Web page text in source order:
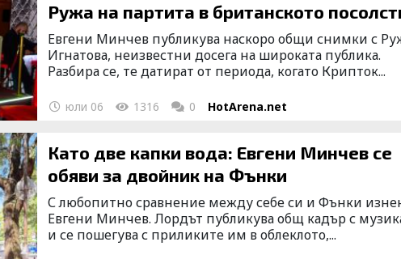
Ружа на партита в британското
Евгени Минчев публикува наскоро общи снимки с
Игнатова, неизвестни досега на широката публика.
Разбира се, те датират от периода, когато Крипток...
юли 06 1316 0 HotArena.net
Като две капки вода: Евгени Минчев се
обяви за двойник на Фънки
С любопитно сравнение между себе си и Фънки
Евгени Минчев. Лордът публикува общ кадър с
и се пошегува с приликите им в облеклото,...